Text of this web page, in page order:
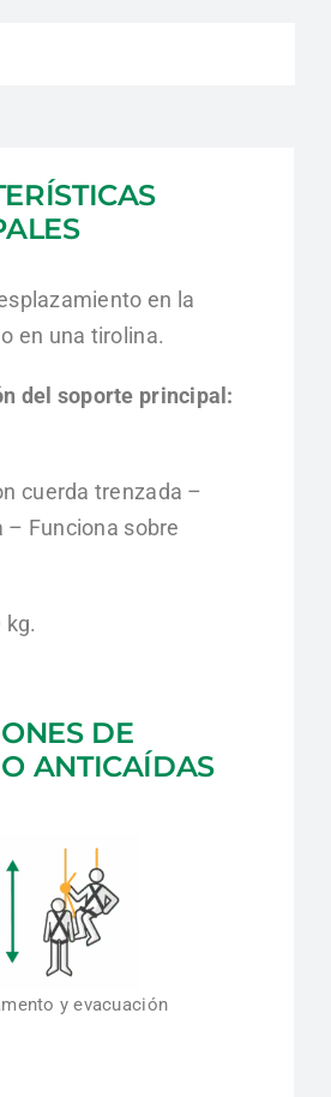
en la
en una tirolina.
del soporte principal:
cuerda trenzada –
– Funciona sobre
kg.
DE
ANTICAÍDAS
y evacuación